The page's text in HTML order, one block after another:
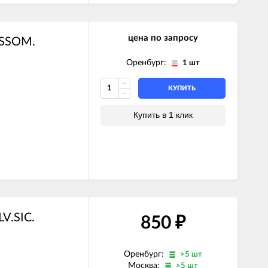
цена по запросу
Оренбург: 1 шт
КУПИТЬ
Купить в 1 клик
850 ₽
Оренбург: >5 шт
Москва: >5 шт